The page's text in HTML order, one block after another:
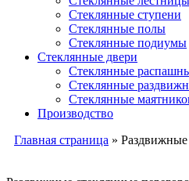
Стеклянные ступени
Стеклянные полы
Стеклянные подиумы
Стеклянные двери
Стеклянные
Стеклянные
Стеклянные
Производство
Главная страница » Раздвижные